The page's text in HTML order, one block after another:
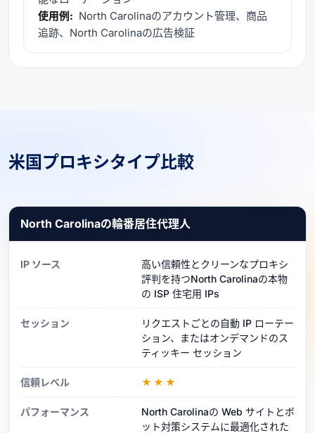
使用例: North Carolinaのアカウント管理、商品
追跡、North Carolinaの広告検証
米国プロキシタイプ比較
North Carolinaの輪番居住代理人
IP ソース
高い信頼性とクリーンなプロキシ
評判を持つNorth Carolinaの本物
の ISP 住宅用 IPs
セッション
リクエストごとの自動 IP ローテー
ション、またはオンデマンドのス
ティッキー セッション
信頼レベル ★★★
パフォーマンス
North Carolinaの Web サイトとボ
ット対策システムに最適化された